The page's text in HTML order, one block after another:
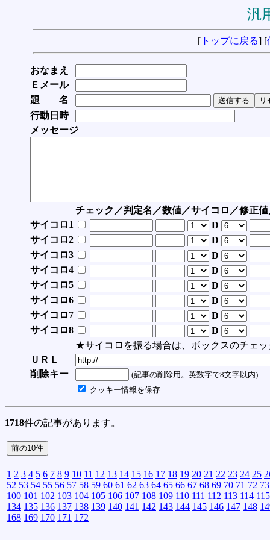
汎
[ トップに戻る] [
おなまえ
Ｅメール
題 名
行動日時
メッセージ
チェック／判定名／数値／サイコロ／修正
サイコロ1
D
サイコロ2
D
サイコロ3
D
サイコロ4
D
サイコロ5
D
サイコロ6
D
サイコロ7
D
サイコロ8
D
★サイコロを振る場合は、ボックスのチェッ
ＵＲＬ
削除キー
(記事の削除用。英数字で8文字以内)
クッキー情報を保存
1718件の記事があります。
1 2 3 4 5 6 7 8 9 10 11 12 13 14 15 16 17 18 19 20 21 22 23 24 25
52 53 54 55 56 57 58 59 60 61 62 63 64 65 66 67 68 69 70 71 72 73
100 101 102 103 104 105 106 107 108 109 110 111 112 113 114 115
134 135 136 137 138 139 140 141 142 143 144 145 146 147 148
168 169 170 171 172